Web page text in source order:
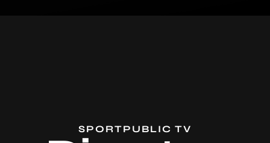
SPORTPUBLIC TV